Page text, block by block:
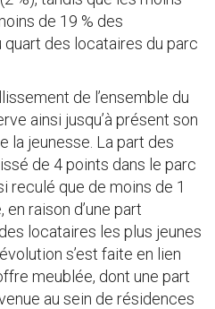
de 19 % des
des locataires du parc
de l’ensemble du
ainsi jusqu’à présent son
la jeunesse. La part des
de 4 points dans le parc
reculé que de moins de 1
raison d’une part
locataires les plus jeunes
s’est faite en lien
meublée, dont une part
au sein de résidences